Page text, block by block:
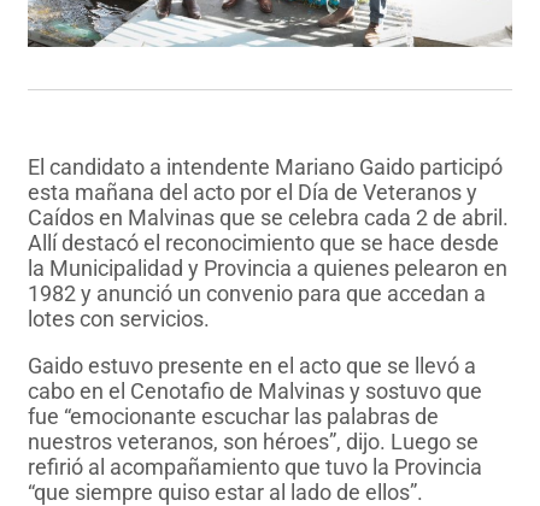
El candidato a intendente Mariano Gaido participó
esta mañana del acto por el Día de Veteranos y
Caídos en Malvinas que se celebra cada 2 de abril.
Allí destacó el reconocimiento que se hace desde
la Municipalidad y Provincia a quienes pelearon en
1982 y anunció un convenio para que accedan a
lotes con servicios.
Gaido estuvo presente en el acto que se llevó a
cabo en el Cenotafio de Malvinas y sostuvo que
fue “emocionante escuchar las palabras de
nuestros veteranos, son héroes”, dijo. Luego se
refirió al acompañamiento que tuvo la Provincia
“que siempre quiso estar al lado de ellos”.